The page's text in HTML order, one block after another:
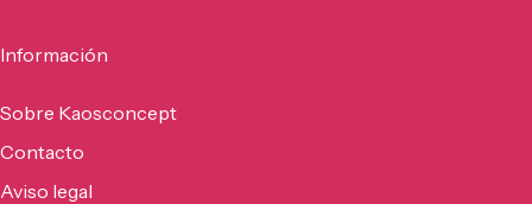
Información
Sobre Kaosconcept
Contacto
Aviso legal